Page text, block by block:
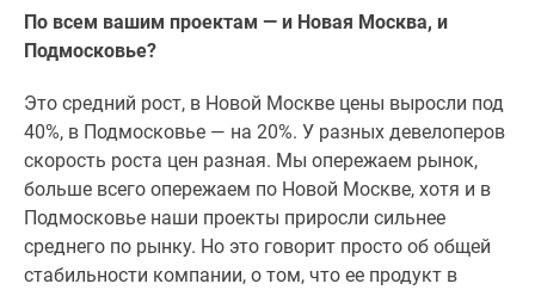
По всем вашим проектам — и Новая Москва, и
Подмосковье?
Это средний рост, в Новой Москве цены выросли под
40%, в Подмосковье — на 20%. У разных девелоперов
скорость роста цен разная. Мы опережаем рынок,
больше всего опережаем по Новой Москве, хотя и в
Подмосковье наши проекты приросли сильнее
среднего по рынку. Но это говорит просто об общей
стабильности компании, о том, что ее продукт в